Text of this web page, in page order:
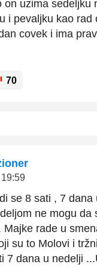
on uzima sedeljku
i pevaljku kao rad
covek i ima
70
19:59
se 8 sati , 7 dana
ne mogu da
Majke rade u
su to Molovi i
7 dana u nedelji